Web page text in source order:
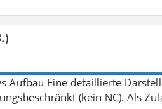
Aufbau Eine detaillierte
(kein NC). Als